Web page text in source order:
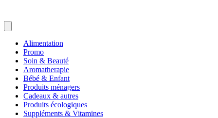
Alimentation
Promo
Soin & Beauté
Aromatherapie
Bébé & Enfant
Produits ménagers
Cadeaux & autres
Produits écologiques
Suppléments & Vitamines